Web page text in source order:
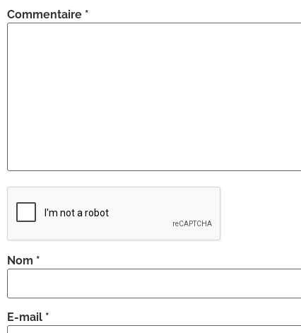
Commentaire *
Nom *
E-mail *